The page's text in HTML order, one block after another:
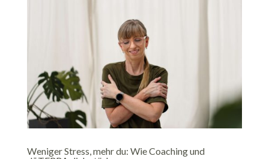
Weniger Stress, mehr du: Wie Coaching und